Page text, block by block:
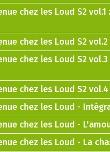
chez les Loud S2
chez les Loud S2
chez les Loud S2
chez les Loud S2
chez les Loud -
chez les Loud -
chez les Loud - La